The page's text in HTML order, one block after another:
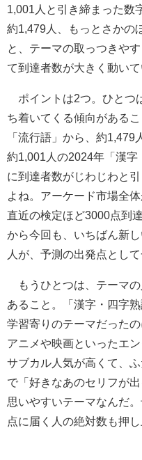
1,001人と引き締まった数
約1,479人、もっとさかの
と、テーマの取っつきや
て到達者数が大きく動いて
ポイントは2つ。ひとつ
ち着いてくる傾向がある
「流行語」から、約
約1,001人の2024年「漢字
に到達者数がじわじわと
よね。アーケード市場全
直近の検定ほど3000点到
から今回も、いちばん新
人が、予測の出発点とし
もうひとつは、テーマ
あること。「漢字・四字
学習寄りのテーマだった
アニメや映画といったエ
サブカル人気が高くて、
で「好きなあのセリフが
思いやすいテーマなんだ
点に届く人の絶対数も押